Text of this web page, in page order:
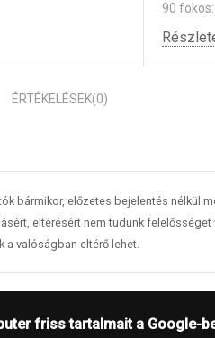
90 fokos:
ÉRTÉKELÉSEK(0)
bármikor, előzetes bejelentés nélkül
eltérésért nem tudunk felelősséget
a valóságban eltérő lehet.
friss tartalmait a Google-